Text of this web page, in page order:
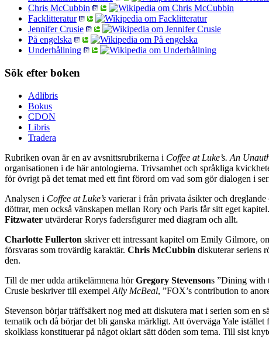
Chris McCubbin
Facklitteratur
Jennifer Crusie
På engelska
Underhållning
Sök efter boken
Adlibris
Bokus
CDON
Libris
Tradera
Rubriken ovan är en av avsnittsrubrikerna i Coffee at Luke’s. An
organisationen i de här antologierna. Trivsamhet och språkliga
för övrigt på det temat med ett fint förord om vad som gör dialogen i
Analysen i Coffee at Luke’s varierar i från privata åsikter och
döttrar, men också vänskapen mellan Rory och Paris får sitt eget kapitel.
Fitzwater utvärderar Rorys fadersfigurer med diagram och allt.
Charlotte Fullerton skriver ett intressant kapitel om Emily Gilmore,
försvaras som trovärdig karaktär. Chris McCubbin diskuterar seriens
den.
Till de mer udda artikelämnena hörGregory Stevensons ”Dining with
Crusie beskriver till exempel Ally McBeal, ”FOX’s contribution to
Stevenson börjar träffsäkert nog med att diskutera mat i serien som
tematik och då börjar det bli ganska märkligt. Att överväga Yale
skolklass konstituerar på något oklart sätt döden som tema. Till sist